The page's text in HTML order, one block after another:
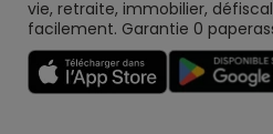
vie, retraite, immobilier,
facilement. Garantie 0